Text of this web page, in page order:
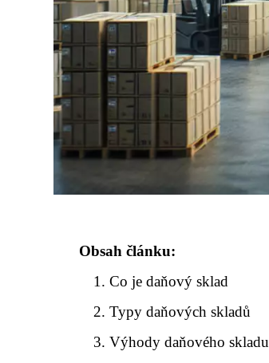
Obsah článku:
Co je daňový sklad
Typy daňových skladů
Výhody daňového skladu